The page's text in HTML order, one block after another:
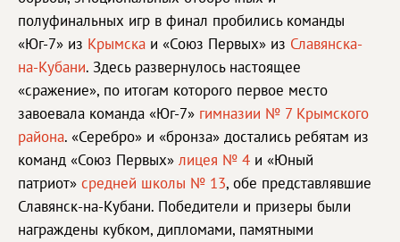
полуфинальных игр в финал пробились команды
«Юг-7» из Крымска и «Союз Первых» из Славянска-
на-Кубани. Здесь развернулось настоящее
«сражение», по итогам которого первое место
завоевала команда «Юг-7» гимназии № 7 Крымского
района. «Серебро» и «бронза» достались ребятам из
команд «Союз Первых» лицея № 4 и «Юный
патриот» средней школы № 13, обе представлявшие
Славянск-на-Кубани. Победители и призеры были
награждены кубком, дипломами, памятными